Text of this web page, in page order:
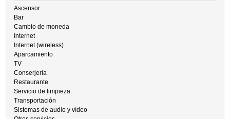
Ascensor
Bar
Cambio de moneda
Internet
Internet (wireless)
Aparcamiento
TV
Conserjería
Restaurante
Servicio de limpieza
Transportación
Sistemas de audio y vídeo